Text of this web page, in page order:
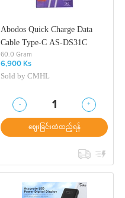
Abodos Quick Charge Data
Cable Type-C AS-DS31C
60.0 Gram
6,900 Ks
Sold byCMHL
- 1
+
ဈေးခြင်းထဲထည့်ရန်